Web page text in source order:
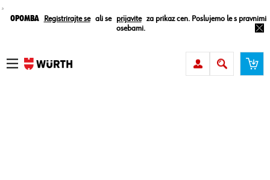
¸
Opomba Registrirajte se ali se prijavite
za prikaz cen. Poslujemo le s pravnimi
osebami.